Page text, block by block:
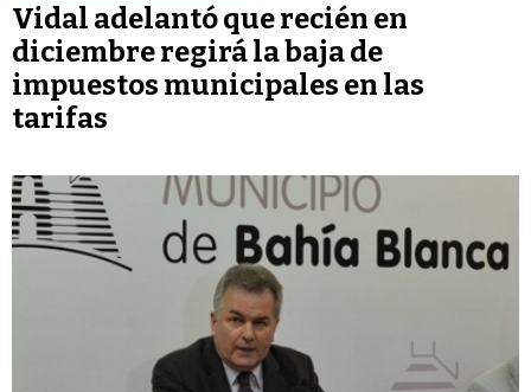
Vidal adelantó que recién en
diciembre regirá la baja de
impuestos municipales en las
tarifas